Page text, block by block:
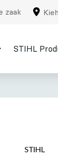
zaak
STIHL
STIHL